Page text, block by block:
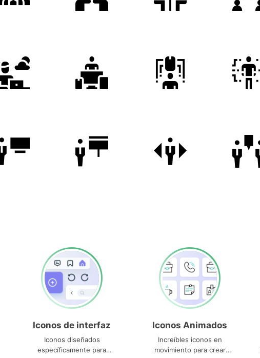
Iconos de interfaz
Iconos diseñados
específicamente para
Iconos Animados
Increíbles iconos en
movimiento para crear